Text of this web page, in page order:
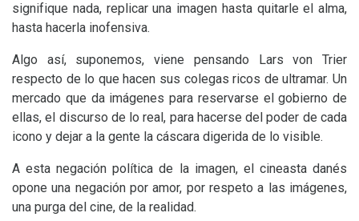
signifique nada, replicar una imagen hasta quitarle el alma,
hasta hacerla inofensiva.
Algo así, suponemos, viene pensando Lars von Trier
respecto de lo que hacen sus colegas ricos de ultramar. Un
mercado que da imágenes para reservarse el gobierno de
ellas, el discurso de lo real, para hacerse del poder de cada
icono y dejar a la gente la cáscara digerida de lo visible.
A esta negación política de la imagen, el cineasta danés
opone una negación por amor, por respeto a las imágenes,
una purga del cine, de la realidad.